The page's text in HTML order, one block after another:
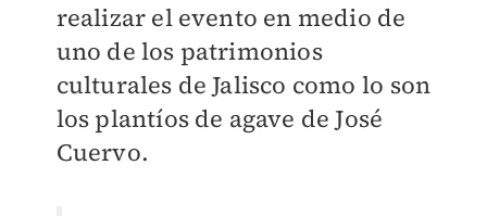
realizar el evento en medio de
uno de los patrimonios
culturales de Jalisco como lo son
los plantíos de agave de José
Cuervo.